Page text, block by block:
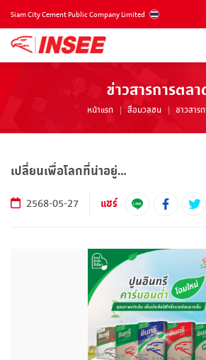
Siam City Cement Public Company Limited
ข่าวสารการตล
หน้าแรก สื่อมวลชน ข่าวสาร
เปลี่ยนเพื่อโลกที่น่าอยู่…
2568-05-27 แชร์